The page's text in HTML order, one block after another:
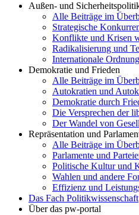
Außen- und
Alle Beiträge im
Strategische
Konflikte und Krisen
Radikalisierung und
Internationale
Demokratie und Frieden
Alle Beiträge im
Autokratien und
Demokratie durch
Die Versprechen der
Der Wandel von
Repräsentation und
Alle Beiträge im
Parlamente und
Politische Kultur und
Wahlen und andere
Effizienz und
Das Fach Politikwissenschaft
Über das pw-portal